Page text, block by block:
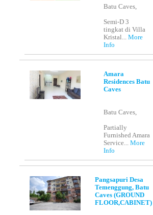
Batu Caves,
Semi-D 3
tingkat di Villa
Kristal...More
Info
Amara
Residences Batu
Caves
Batu Caves,
Partially
Furnished Amara
Service...More
Info
Pangsapuri Desa
Temenggung, Batu
Caves (GROUND
FLOOR,CABINET)